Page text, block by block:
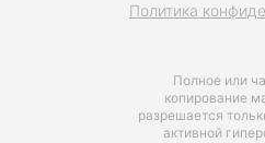
Полное или
копирование
разрешается
активной
Политика